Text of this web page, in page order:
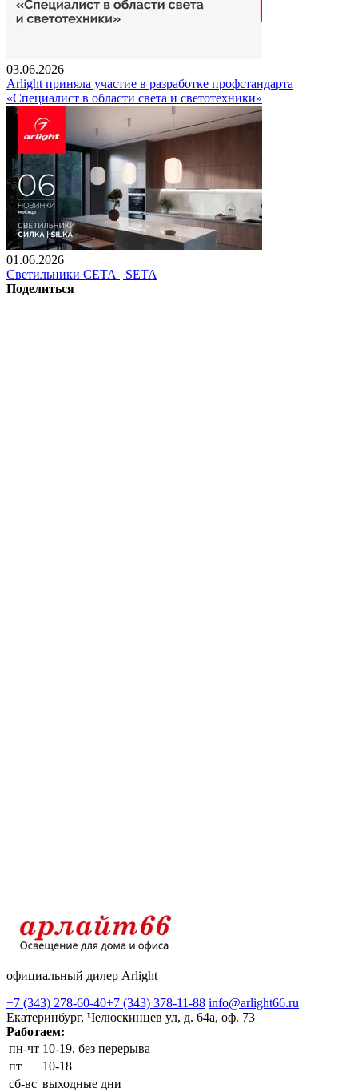
03.06.2026
Arlight приняла участие в разработке профстандарта
«Специалист в области света и светотехники»
01.06.2026
Светильники СЕТА | SETA
Поделиться
официальный дилер Arlight
+7 (343) 278-60-40+7 (343) 378-11-88 info@arlight66.ru
Екатеринбург, Челюскинцев ул, д. 64а, оф. 73
Работаем:
пн-чт 10-19, без перерыва
пт
10-18
сб-вс выходные дни